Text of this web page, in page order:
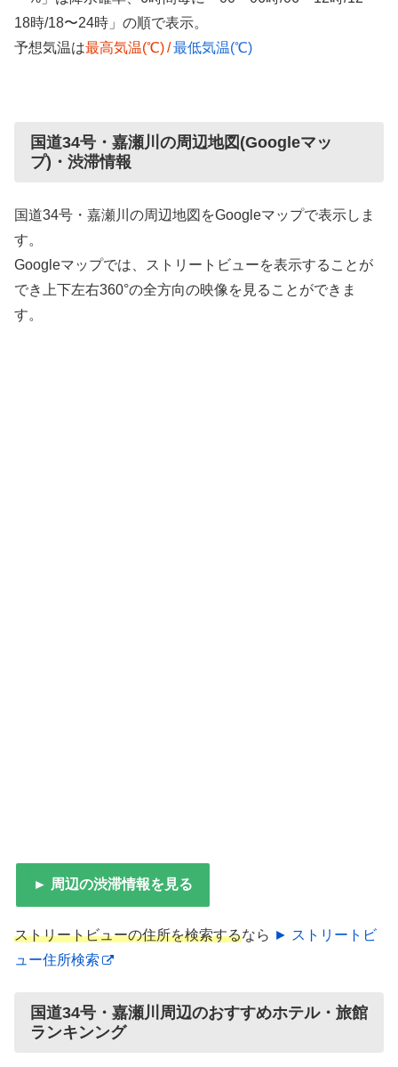
18時/18〜24時」の順で表示。
予想気温は最高気温(℃)/最低気温(℃)
国道34号・嘉瀬川の周辺地図(Googleマッ
プ)・渋滞情報
国道34号・嘉瀬川の周辺地図をGoogleマップで表示しま
す。
Googleマップでは、ストリートビューを表示することが
でき上下左右360°の全方向の映像を見ることができま
す。
► 周辺の渋滞情報を見る
ストリートビューの住所を検索するなら ► ストリートビ
ュー住所検索
国道34号・嘉瀬川周辺のおすすめホテル・旅館
ランキンング